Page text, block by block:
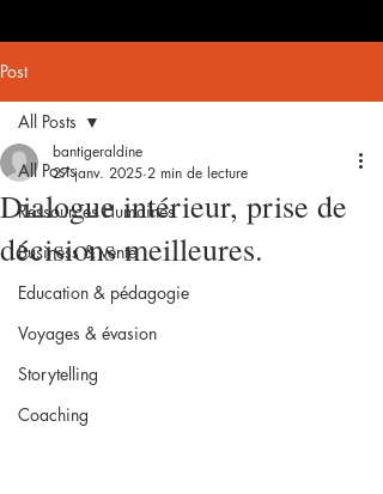
Post
All Posts
Ressources Humaines
Business & vente
Education & pédagogie
Voyages & évasion
Storytelling
Coaching
All Posts
Dialogue intérieur, prise de
décisions meilleures.
bantigeraldine
27 janv. 2025 2 min de lecture